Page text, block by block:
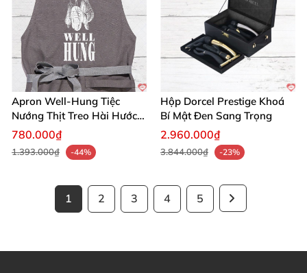
Apron Well-Hung Tiệc
Nướng Thịt Treo Hài Hước
Quà Độc Đáo
780.000₫
1.393.000₫ -44%
Hộp Dorcel Prestige Khoá
Bí Mật Đen Sang Trọng
2.960.000₫
3.844.000₫ -23%
1 2 3 4 5